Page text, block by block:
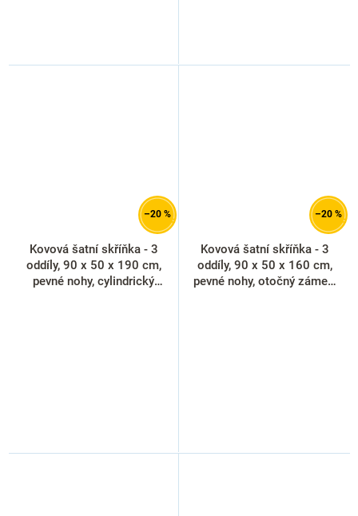
–20 %
Kovová šatní skříňka - 3
oddíly, 90 x 50 x 190 cm,
pevné nohy, cylindrický
–20 %
Kovová šatní skříňka - 3
oddíly, 90 x 50 x 160 cm,
pevné nohy, otočný zámek,